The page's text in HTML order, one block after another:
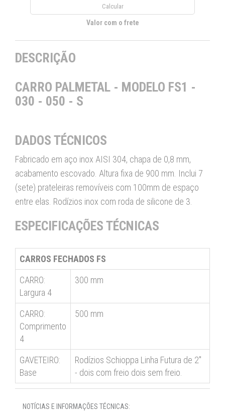
Valor com o frete
DESCRIÇÃO
CARRO PALMETAL - MODELO FS1 -
030 - 050 - S
DADOS TÉCNICOS
Fabricado em aço inox AISI 304, chapa de 0,8 mm,
acabamento escovado. Altura fixa de 900 mm. Inclui 7
(sete) prateleiras removíveis com 100mm de espaço
entre elas. Rodízios inox com roda de silicone de 3.
ESPECIFICAÇÕES TÉCNICAS
CARROS FECHADOS FS
CARRO:
Largura 4
300 mm
CARRO:
Comprimento
4
500 mm
GAVETEIRO:
Base
Rodízios Schioppa Linha Futura de 2"
- dois com freio dois sem freio.
NOTÍCIAS E INFORMAÇÕES TÉCNICAS: